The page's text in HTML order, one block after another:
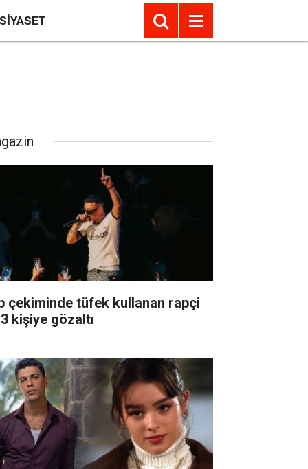
çekiminde tüfek kullanan rapçi
kişiye gözaltı